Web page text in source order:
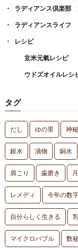
ラディアンス倶楽部
ラディアンスライフ
レシピ
玄米元氣レシピ
ウドズオイルレシ
タグ
だし ゆの里 神
銀水 漬物 銅水
肩こり 歯磨き
レメディ 今年の数
自分らしく生きる
マイクロバブル 数